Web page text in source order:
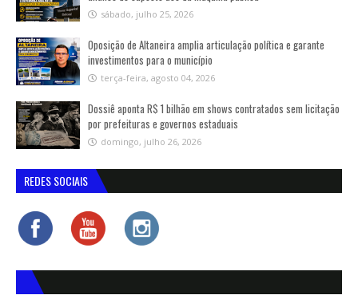
sábado, julho 25, 2026
Oposição de Altaneira amplia articulação política e garante
investimentos para o município
terça-feira, agosto 04, 2026
Dossiê aponta R$ 1 bilhão em shows contratados sem licitação
por prefeituras e governos estaduais
domingo, julho 26, 2026
REDES SOCIAIS